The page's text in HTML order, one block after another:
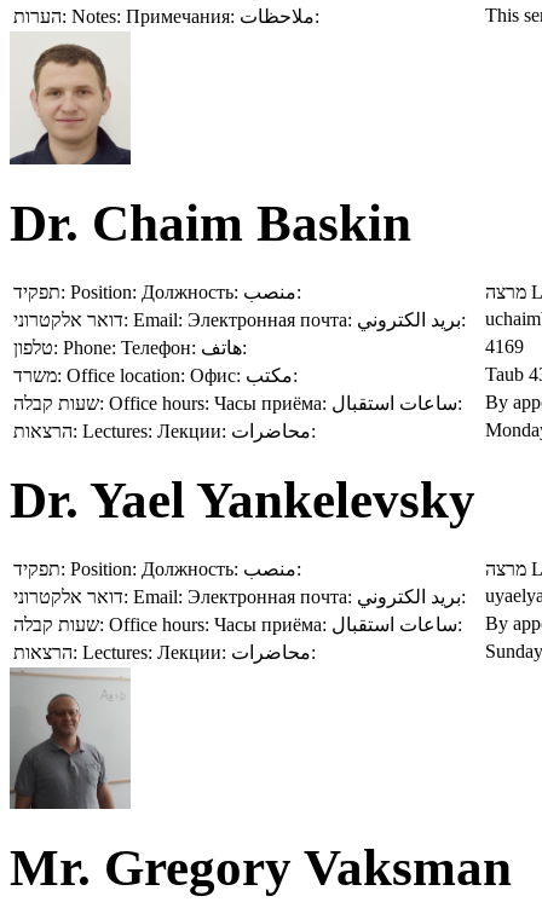
הערות: Notes: Примечания: ملاحظات: This
Dr. Chaim Baskin
תפקיד: Position: Должность: منصب: מרצה
דואר אלקטרוני: Email: Электронная почта: بريد الكتروني:
טלפון: Phone: Телефон: هاتف:
4169
משרד: Office location: Офис: مكتب:
Taub
שעות קבלה: Office hours: Часы приёма: ساعات استقبال:
By
הרצאות: Lectures: Лекции: محاضرات:
Dr. Yael Yankelevsky
תפקיד: Position: Должность: منصب: מרצה
דואר אלקטרוני: Email: Электронная почта: بريد الكتروني:
שעות קבלה: Office hours: Часы приёма: ساعات استقبال:
By
הרצאות: Lectures: Лекции: محاضرات:
Mr. Gregory Vaksman